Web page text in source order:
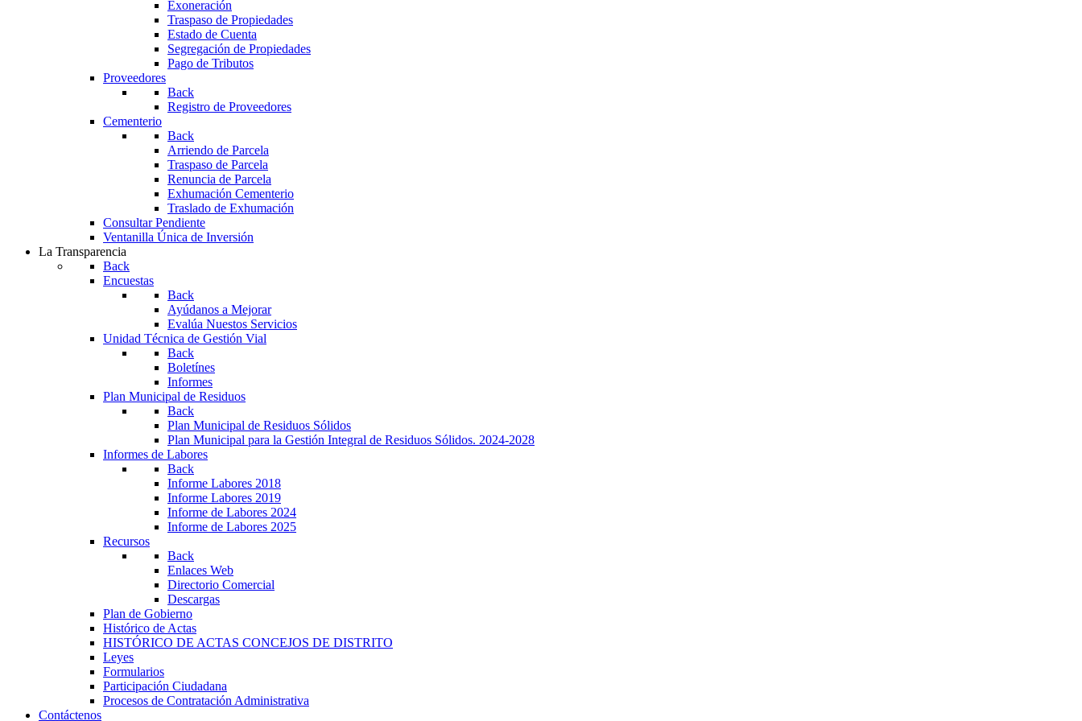
Exoneración
Traspaso de Propiedades
Estado de Cuenta
Segregación de Propiedades
Pago de Tributos
Proveedores
Back
Registro de Proveedores
Cementerio
Back
Arriendo de Parcela
Traspaso de Parcela
Renuncia de Parcela
Exhumación Cementerio
Traslado de Exhumación
Consultar Pendiente
Ventanilla Única de Inversión
La Transparencia
Back
Encuestas
Back
Ayúdanos a Mejorar
Evalúa Nuestos Servicios
Unidad Técnica de Gestión Vial
Back
Boletínes
Informes
Plan Municipal de Residuos
Back
Plan Municipal de Residuos Sólidos
Plan Municipal para la Gestión Integral de Residuos Sólidos. 2024-2028
Informes de Labores
Back
Informe Labores 2018
Informe Labores 2019
Informe de Labores 2024
Informe de Labores 2025
Recursos
Back
Enlaces Web
Directorio Comercial
Descargas
Plan de Gobierno
Histórico de Actas
HISTÓRICO DE ACTAS CONCEJOS DE DISTRITO
Leyes
Formularios
Participación Ciudadana
Procesos de Contratación Administrativa
Contáctenos